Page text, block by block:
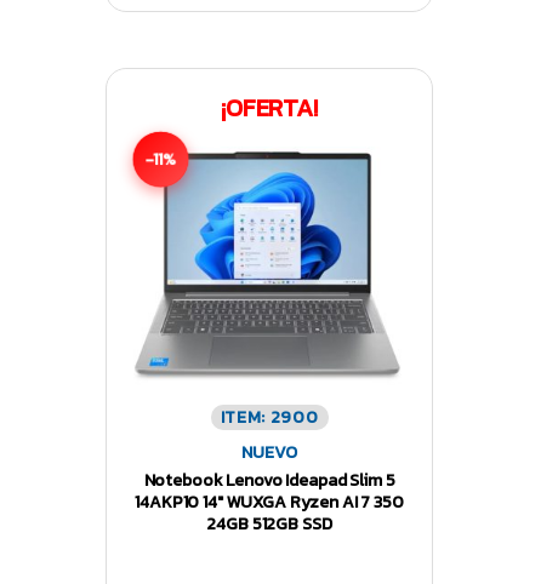
¡OFERTA!
-11%
ITEM: 2900
NUEVO
Notebook Lenovo Ideapad Slim 5
14AKP10 14″ WUXGA Ryzen AI 7 350
24GB 512GB SSD